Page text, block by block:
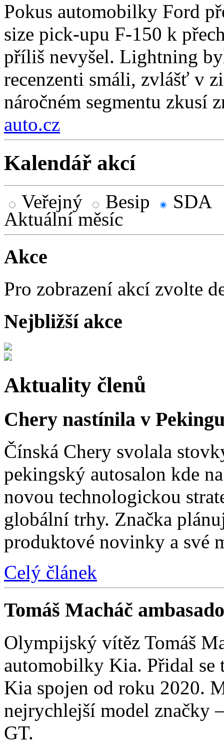
Pokus automobilky Ford
size pick-upu F-150 k
příliš nevyšel. Lightning
recenzenti smáli, zvlášť v
náročném segmentu zkusí
auto.cz
Kalendář akcí
Veřejný Besip
SDA
Aktuální měsíc
Akce
Pro zobrazení akcí zvolte
Nejbližší akce
Aktuality členů
Chery nastínila v
Čínská Chery svolala
pekingský autosalon kde
novou technologickou
globální trhy. Značka
produktové novinky a své
Celý článek
Tomáš Macháč
Olympijský vítěz Tomáš
automobilky Kia. Přidal se
Kia spojen od roku 2020.
nejrychlejší model značky
GT.